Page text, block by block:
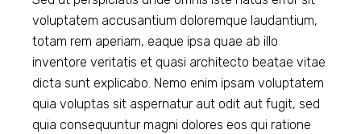
voluptatem accusantium doloremque laudantium,
totam rem aperiam, eaque ipsa quae ab illo
inventore veritatis et quasi architecto beatae vitae
dicta sunt explicabo. Nemo enim ipsam voluptatem
quia voluptas sit aspernatur aut odit aut fugit, sed
quia consequuntur magni dolores eos qui ratione